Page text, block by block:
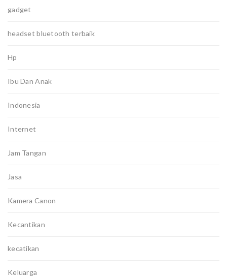
gadget
headset bluetooth terbaik
Hp
Ibu Dan Anak
Indonesia
Internet
Jam Tangan
Jasa
Kamera Canon
Kecantikan
kecatikan
Keluarga